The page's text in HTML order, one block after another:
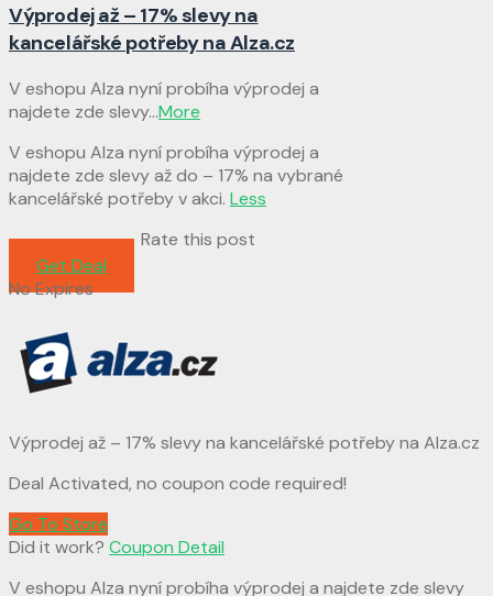
Výprodej až – 17% slevy na
kancelářské potřeby na Alza.cz
V eshopu Alza nyní probíha výprodej a
najdete zde slevy...More
V eshopu Alza nyní probíha výprodej a
najdete zde slevy až do – 17% na vybrané
kancelářské potřeby v akci. Less
Rate this post
Get Deal
No Expires
Výprodej až – 17% slevy na kancelářské potřeby na Alza.cz
Deal Activated, no coupon code required!
Go To Store
Did it work? Coupon Detail
V eshopu Alza nyní probíha výprodej a najdete zde slevy